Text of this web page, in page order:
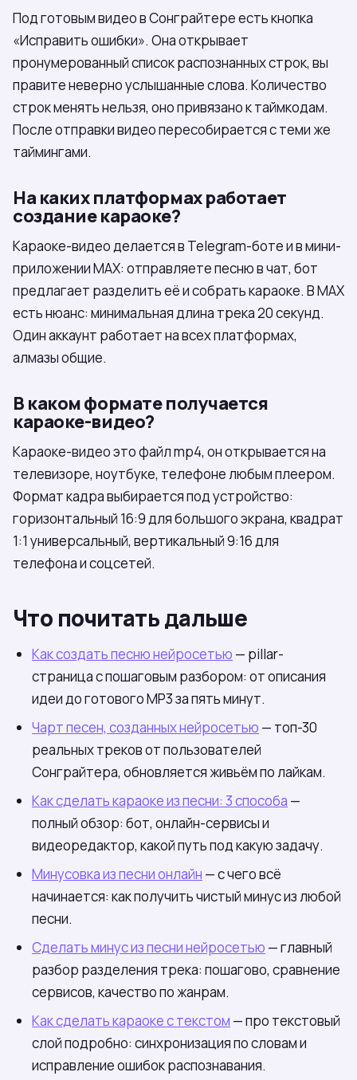
Под готовым видео в Сонграйтере есть кнопка
«Исправить ошибки». Она открывает
пронумерованный список распознанных строк, вы
правите неверно услышанные слова. Количество
строк менять нельзя, оно привязано к таймкодам.
После отправки видео пересобирается с теми же
таймингами.
На каких платформах работает
создание караоке?
Караоке-видео делается в Telegram-боте и в мини-
приложении МАХ: отправляете песню в чат, бот
предлагает разделить её и собрать караоке. В МАХ
есть нюанс: минимальная длина трека 20 секунд.
Один аккаунт работает на всех платформах,
алмазы общие.
В каком формате получается
караоке-видео?
Караоке-видео это файл mp4, он открывается на
телевизоре, ноутбуке, телефоне любым плеером.
Формат кадра выбирается под устройство:
горизонтальный 16:9 для большого экрана, квадрат
1:1 универсальный, вертикальный 9:16 для
телефона и соцсетей.
Что почитать дальше
Как создать песню нейросетью — pillar-
страница с пошаговым разбором: от описания
идеи до готового MP3 за пять минут.
Чарт песен, созданных нейросетью — топ-30
реальных треков от пользователей
Сонграйтера, обновляется живьём по лайкам.
Как сделать караоке из песни: 3 способа —
полный обзор: бот, онлайн-сервисы и
видеоредактор, какой путь под какую задачу.
Минусовка из песни онлайн — с чего всё
начинается: как получить чистый минус из любой
песни.
Сделать минус из песни нейросетью — главный
разбор разделения трека: пошагово, сравнение
сервисов, качество по жанрам.
Как сделать караоке с текстом — про текстовый
слой подробно: синхронизация по словам и
исправление ошибок распознавания.